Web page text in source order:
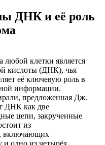
ДНК и её роль
клетки является
кислоты (ДНК), чья
её ключевую роль в
информации.
предложенная Дж.
ДНК как две
цепи, закрученные
из
включающих